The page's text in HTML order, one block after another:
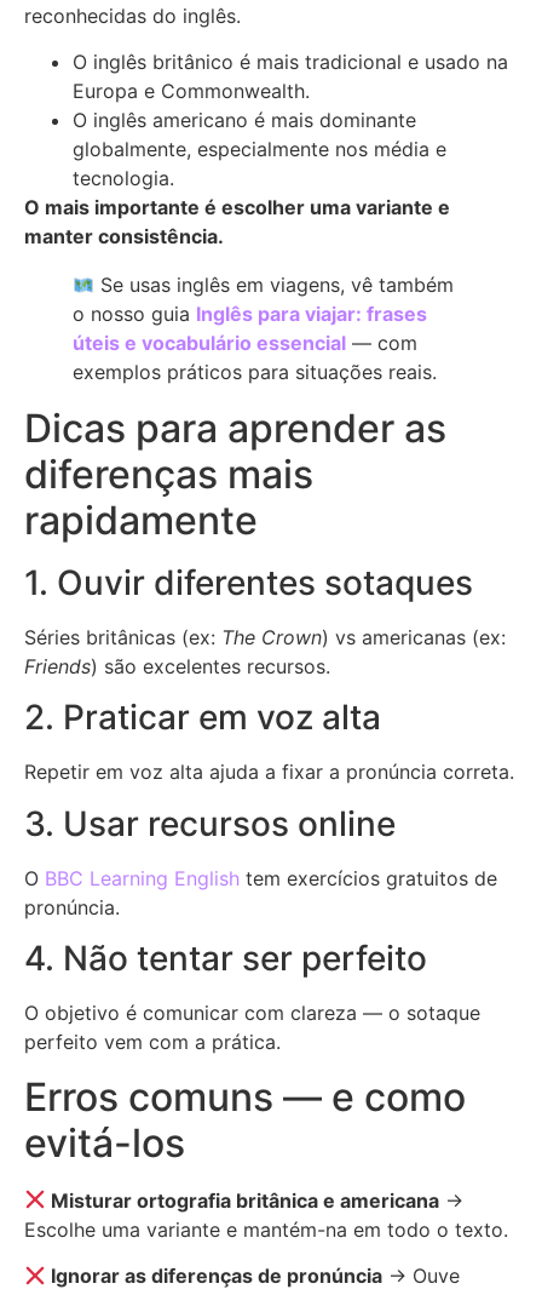
reconhecidas do inglês.
O inglês britânico é mais tradicional e usado na
Europa e Commonwealth.
O inglês americano é mais dominante
globalmente, especialmente nos média e
tecnologia.
O mais importante é escolher uma variante e
manter consistência.
Se usas inglês em viagens, vê também
o nosso guia Inglês para viajar: frases
úteis e vocabulário essencial — com
exemplos práticos para situações reais.
Dicas para aprender as
diferenças mais
rapidamente
1. Ouvir diferentes sotaques
Séries britânicas (ex: The Crown) vs americanas (ex:
Friends) são excelentes recursos.
2. Praticar em voz alta
Repetir em voz alta ajuda a fixar a pronúncia correta.
3. Usar recursos online
O BBC Learning English tem exercícios gratuitos de
pronúncia.
4. Não tentar ser perfeito
O objetivo é comunicar com clareza — o sotaque
perfeito vem com a prática.
Erros comuns — e como
evitá-los
Misturar ortografia britânica e americana →
Escolhe uma variante e mantém-na em todo o texto.
Ignorar as diferenças de pronúncia → Ouve